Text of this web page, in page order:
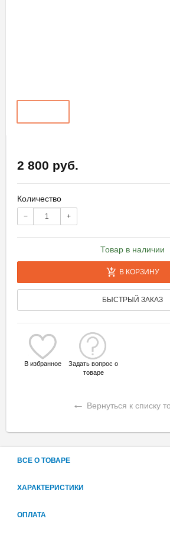
2 800 руб.
Количество
− +
Товар в наличии
В КОРЗИНУ
БЫСТРЫЙ ЗАКАЗ
В избранное
Задать вопрос о
товаре
← Вернуться к списку
ВСЕ О ТОВАРЕ
ХАРАКТЕРИСТИКИ
ОПЛАТА